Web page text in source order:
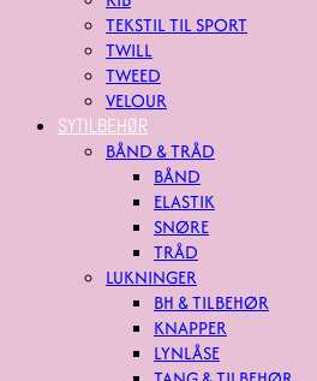
TEKSTIL TIL SPORT
TWILL
TWEED
VELOUR
SYTILBEHØR
BÅND & TRÅD
BÅND
ELASTIK
SNØRE
TRÅD
LUKNINGER
BH & TILBEHØR
KNAPPER
LYNLÅSE